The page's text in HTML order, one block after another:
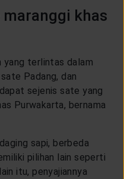
khas
yang terlintas dalam
Padang, dan
sejenis sate yang
Purwakarta, bernama
sapi, berbeda
pilihan lain seperti
itu, penyajiannya